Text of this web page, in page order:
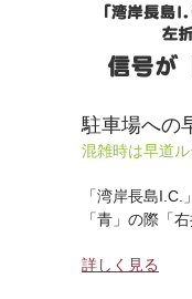
駐車場への
混雑時は早道ル
「湾岸長島
「青」の際「
詳しく見る